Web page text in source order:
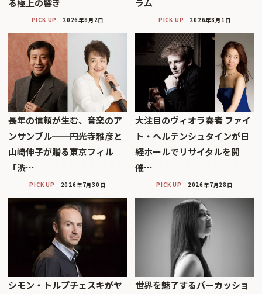
る極上の響き
PICK UP 2026年8月2日
ラム
PICK UP 2026年8月1日
長年の信頼が生む、音楽のア
ンサンブル──円光寺雅彦と
山崎伸子が贈る東京フィル
「渋…
PICK UP 2026年7月30日
大注目のヴィオラ奏者 ファイ
ト・ヘルテンシュタインが日
経ホールでリサイタルを開
催…
PICK UP 2026年7月28日
シモン・トルプチェスキがヤ
世界を魅了するパーカッショ